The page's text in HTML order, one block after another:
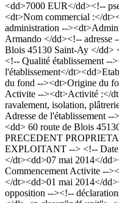
<dd>7000 EUR</dd><!--
<dt>Nom commercial :</
administration --
Armando </dd><!-- adresse
Blois 45130 Saint-Ay </dd>
<!-- Qualité établissement --
l'établissement</
du fond --><dt>Origine du
Activite --><dt>Activité :</
ravalement, isolation,
Adresse de l'établissement
<dd> 60 route de Blois
PRECEDENT
EXPLOITANT --> <!-- Date
</dt><dd>07 mai 2014</
Commencement Activite --
</dt><dd>01 mai 2014</
opposition --><!--